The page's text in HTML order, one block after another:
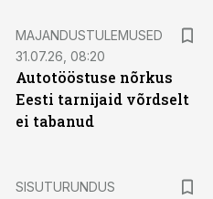
MAJANDUSTULEMUSED
31.07.26, 08:20
Autotööstuse nõrkus
Eesti tarnijaid võrdselt
ei tabanud
SISUTURUNDUS